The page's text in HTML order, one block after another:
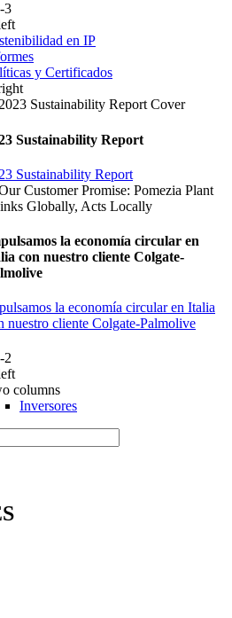
3
en IP
y Certificados
Sustainability Report
Sustainability Report
la economía circular en
con nuestro cliente Colgate-
la economía circular en Italia
nuestro cliente Colgate-Palmolive
2
columns
Inversores